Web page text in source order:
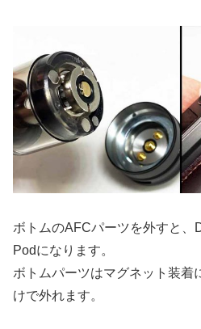
ボトムのAFCパーツを外すと、
Podになります。
ボトムパーツはマグネット装着
けで外れます。